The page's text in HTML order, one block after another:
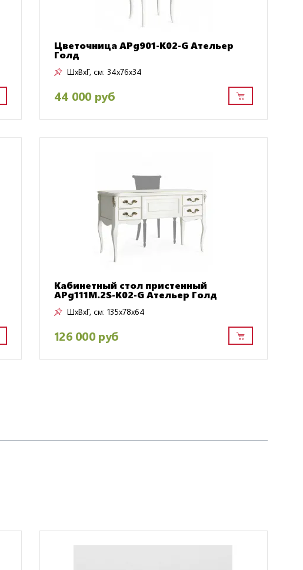
Цветочница APg901-K02-G Ательер
Голд
ШxВxГ, см: 34x76x34
44 000 руб
Кабинетный стол пристенный
APg111M.2S-K02-G Ательер Голд
ШxВxГ, см: 135x78x64
126 000 руб